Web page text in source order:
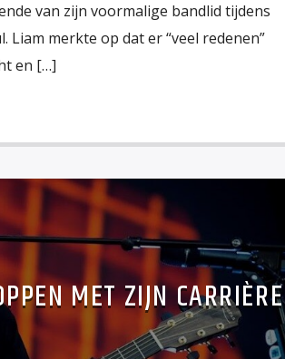
van zijn voormalige bandlid tijdens
Liam merkte op dat er “veel redenen”
en […]
MET ZIJN CARRIÈRE